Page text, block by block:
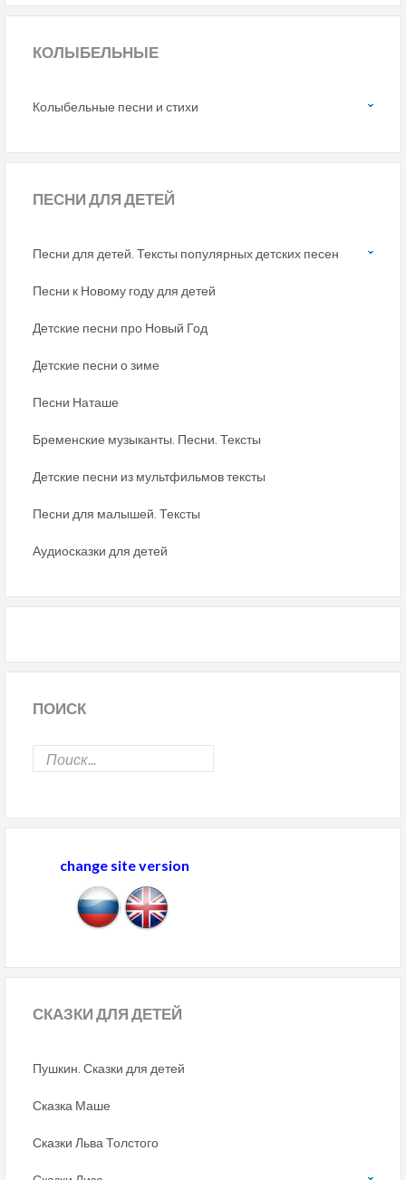
КОЛЫБЕЛЬНЫЕ
Колыбельные песни и стихи
ПЕСНИДЛЯ ДЕТЕЙ
Песни для детей. Тексты популярных детских песен
Песни к Новому году для детей
Детские песни про Новый Год
Детские песни о зиме
Песни Наташе
Бременские музыканты. Песни. Тексты
Детские песни из мультфильмов тексты
Песни для малышей. Тексты
Аудиосказки для детей
ПОИСК
change site version
СКАЗКИДЛЯ ДЕТЕЙ
Пушкин. Сказки для детей
Сказка Маше
Сказки Льва Толстого